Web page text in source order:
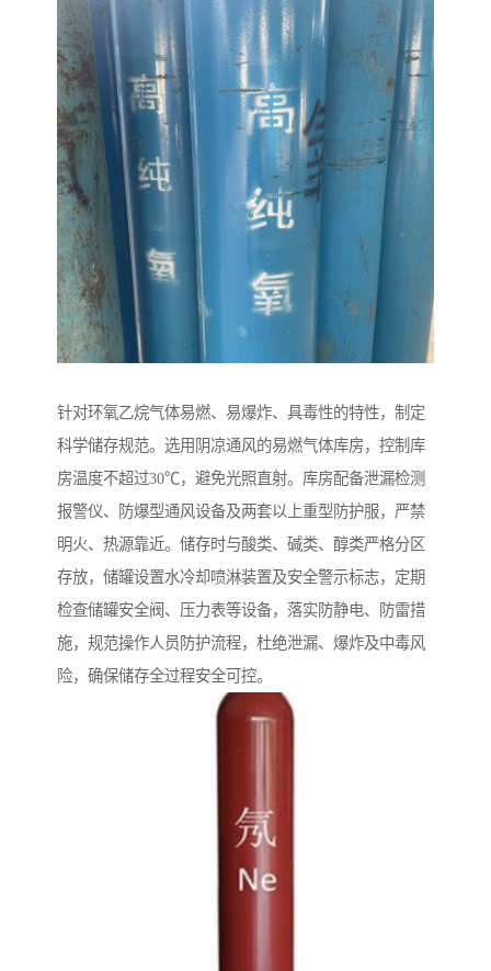
针对环氧乙烷气体易燃、易爆炸、具毒性的特性，制定
科学储存规范。选用阴凉通风的易燃气体库房，控制库
房温度不超过30℃，避免光照直射。库房配备泄漏检测
报警仪、防爆型通风设备及两套以上重型防护服，严禁
明火、热源靠近。储存时与酸类、碱类、醇类严格分区
存放，储罐设置水冷却喷淋装置及安全警示标志，定期
检查储罐安全阀、压力表等设备，落实防静电、防雷措
施，规范操作人员防护流程，杜绝泄漏、爆炸及中毒风
险，确保储存全过程安全可控。